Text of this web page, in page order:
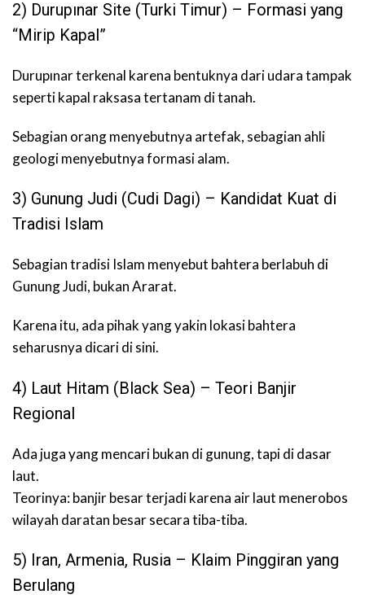
2) Durupınar Site (Turki Timur) – Formasi yang
“Mirip Kapal”
Durupınar terkenal karena bentuknya dari udara tampak
seperti kapal raksasa tertanam di tanah.
Sebagian orang menyebutnya artefak, sebagian ahli
geologi menyebutnya formasi alam.
3) Gunung Judi (Cudi Dagi) – Kandidat Kuat di
Tradisi Islam
Sebagian tradisi Islam menyebut bahtera berlabuh di
Gunung Judi, bukan Ararat.
Karena itu, ada pihak yang yakin lokasi bahtera
seharusnya dicari di sini.
4) Laut Hitam (Black Sea) – Teori Banjir
Regional
Ada juga yang mencari bukan di gunung, tapi di dasar
laut.
Teorinya: banjir besar terjadi karena air laut menerobos
wilayah daratan besar secara tiba-tiba.
5) Iran, Armenia, Rusia – Klaim Pinggiran yang
Berulang